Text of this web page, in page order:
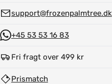
support@frozenpalmtree.dk
+45 53 53 16 83
Fri fragt over 499 kr
Prismatch